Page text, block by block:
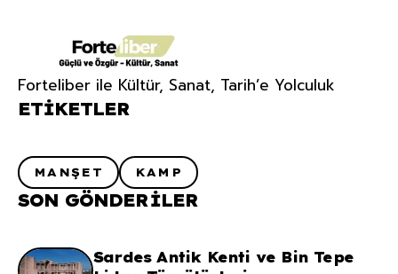
Forteliber ile Kültür, Sanat, Tarih’e Yolculuk
ETIKETLER
MANŞET KAMP
SON GÖNDERILER
Sardes Antik Kenti ve Bin Tepe